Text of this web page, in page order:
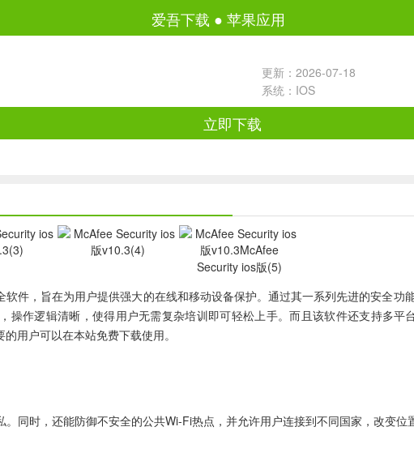
爱吾下载 ● 苹果应用
更新：2026-07-18
系统：IOS
立即下载
件，旨在为用户提供强大的在线和移动设备保护。通过其一系列先进的安全
操作逻辑清晰，使得用户无需复杂培训即可轻松上手。而且该软件还支持多
用户可以在本站免费下载使用。
同时，还能防御不安全的公共Wi-Fi热点，并允许用户连接到不同国家，改变位